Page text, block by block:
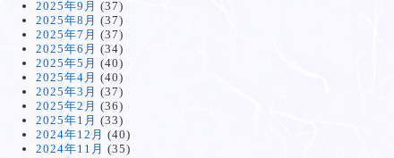
2025年9月 (37)
2025年8月 (37)
2025年7月 (37)
2025年6月 (34)
2025年5月 (40)
2025年4月 (40)
2025年3月 (37)
2025年2月 (36)
2025年1月 (33)
2024年12月 (40)
2024年11月 (35)